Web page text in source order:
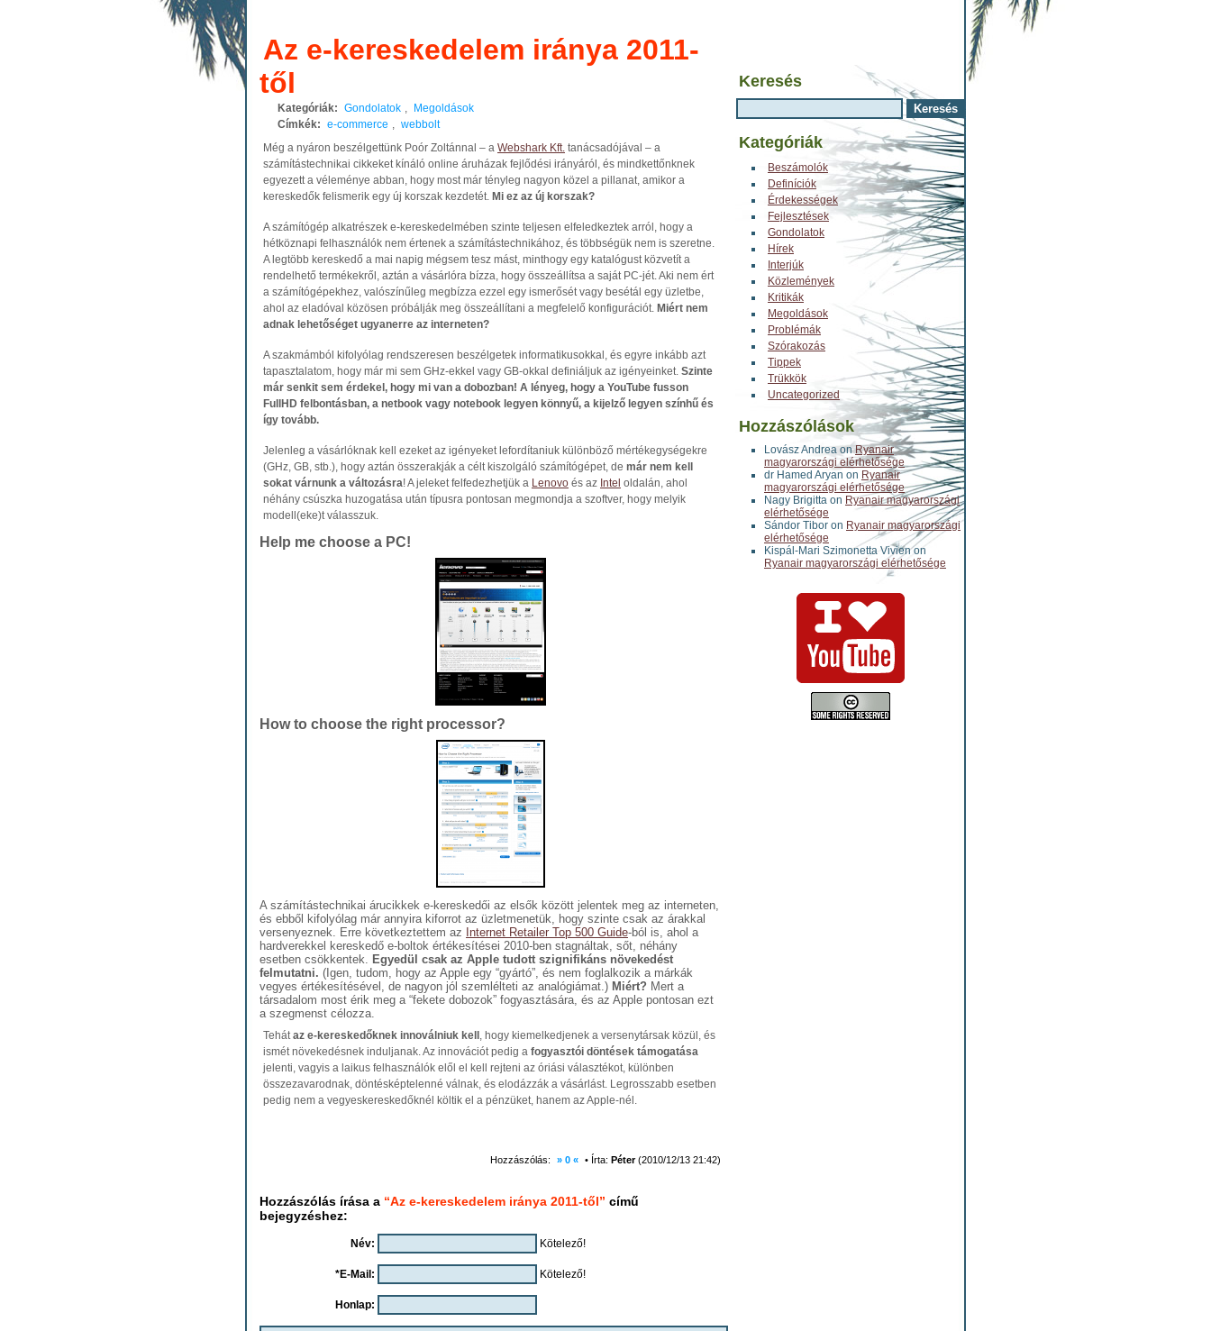
Az e-kereskedelem iránya 2011-
től
Kategóriák: Gondolatok ,
Megoldások
Címkék: e-commerce , webbolt
Még a nyáron beszélgettünk Poór Zoltánnal – a Webshark Kft. tanácsadójával – a
számítástechnikai cikkeket kínáló online áruházak fejlődési irányáról, és mindkettőnknek
egyezett a véleménye abban, hogy most már tényleg nagyon közel a pillanat, amikor a
kereskedők felismerik egy új korszak kezdetét. Mi ez az új korszak?
A számítógép alkatrészek e-kereskedelmében szinte teljesen elfeledkeztek arról, hogy a
hétköznapi felhasználók nem értenek a számítástechnikához, és többségük nem is szeretne.
A legtöbb kereskedő a mai napig mégsem tesz mást, minthogy egy katalógust közvetít a
rendelhető termékekről, aztán a vásárlóra bízza, hogy összeállítsa a saját PC-jét. Aki nem ért
a számítógépekhez, valószínűleg megbízza ezzel egy ismerősét vagy besétál egy üzletbe,
ahol az eladóval közösen próbálják meg összeállítani a megfelelő konfigurációt. Miért nem
adnak lehetőséget ugyanerre az interneten?
A szakmámból kifolyólag rendszeresen beszélgetek informatikusokkal, és egyre inkább azt
tapasztalatom, hogy már mi sem GHz-ekkel vagy GB-okkal definiáljuk az igényeinket. Szinte
már senkit sem érdekel, hogy mi van a dobozban! A lényeg, hogy a YouTube fusson
FullHD felbontásban, a netbook vagy notebook legyen könnyű, a kijelző legyen színhű és
így tovább.
Jelenleg a vásárlóknak kell ezeket az igényeket lefordítaniuk különböző mértékegységekre
(GHz, GB, stb.), hogy aztán összerakják a célt kiszolgáló számítógépet, de már nem kell
sokat várnunk a változásra! A jeleket felfedezhetjük a Lenovo és az Intel oldalán, ahol
néhány csúszka huzogatása után típusra pontosan megmondja a szoftver, hogy melyik
modell(eke)t válasszuk.
Help me choose a PC!
How to choose the right processor?
A számítástechnikai árucikkek e-kereskedői az elsők között jelentek meg az interneten,
és ebből kifolyólag már annyira kiforrot az üzletmenetük, hogy szinte csak az árakkal
versenyeznek. Erre következtettem az Internet Retailer Top 500 Guide-ból is, ahol a
hardverekkel kereskedő e-boltok értékesítései 2010-ben stagnáltak, sőt, néhány
esetben csökkentek. Egyedül csak az Apple tudott szignifikáns növekedést
felmutatni. (Igen, tudom, hogy az Apple egy “gyártó”, és nem foglalkozik a márkák
vegyes értékesítésével, de nagyon jól szemlélteti az analógiámat.) Miért? Mert a
társadalom most érik meg a “fekete dobozok” fogyasztására, és az Apple pontosan ezt
a szegmenst célozza.
Tehátaz e-kereskedőknek innoválniuk kell , hogy kiemelkedjenek a versenytársak közül, és
ismét növekedésnek induljanak. Az innovációt pedig a fogyasztói döntések támogatása
jelenti, vagyis a laikus felhasználók elől el kell rejteni az óriási választékot, különben
összezavarodnak, döntésképtelenné válnak, és elodázzák a vásárlást. Legrosszabb esetben
pedig nem a vegyeskereskedőknél költik el a pénzüket, hanem az Apple-nél.
Hozzászólás: » 0 « • Írta: Péter(2010/12/13 21:42)
Hozzászólás írása a “Az e-kereskedelem iránya 2011-től” című
bejegyzéshez:
Név: Kötelező!
*E-Mail: Kötelező!
Honlap:
Keresés
Kategóriák
Beszámolók
Definíciók
Érdekességek
Fejlesztések
Gondolatok
Hírek
Interjúk
Közlemények
Kritikák
Megoldások
Problémák
Szórakozás
Tippek
Trükkök
Uncategorized
Hozzászólások
Lovász Andrea onRyanair
magyarországi elérhetősége
dr Hamed Aryan on Ryanair
magyarországi elérhetősége
Nagy Brigitta on Ryanair magyarországi
elérhetősége
Sándor Tibor on Ryanair magyarországi
elérhetősége
Kispál-Mari Szimonetta Vivienon
Ryanair magyarországi elérhetősége